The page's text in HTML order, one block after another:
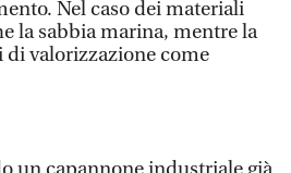
Nel caso dei materiali
la sabbia marina, mentre la
di valorizzazione come